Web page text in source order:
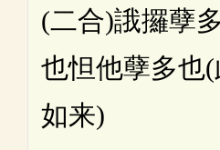
(二合)誐攞孽
也怛他孽多也
如来)